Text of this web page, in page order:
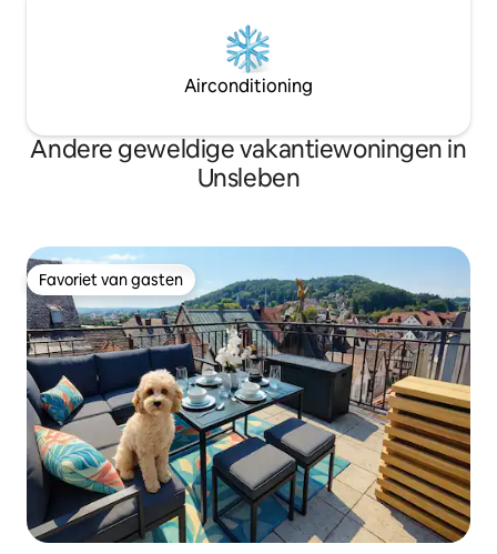
Airconditioning
Andere geweldige vakantiewoningen in
Unsleben
Favoriet van gasten
Favoriet van gasten